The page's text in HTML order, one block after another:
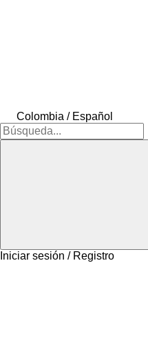
Colombia / Español
Iniciar sesión / Registro